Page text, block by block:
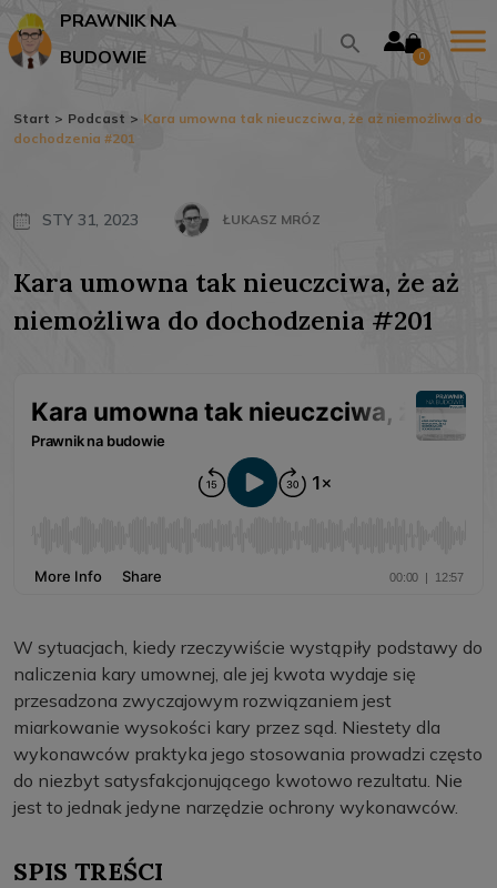
PRAWNIK NA
BUDOWIE
0
Start > Podcast > Kara umowna tak nieuczciwa, że aż niemożliwa do
dochodzenia #201
STY 31, 2023 ŁUKASZ MRÓZ
Kara umowna tak nieuczciwa, że aż
niemożliwa do dochodzenia #201
W sytuacjach, kiedy rzeczywiście wystąpiły podstawy do
naliczenia kary umownej, ale jej kwota wydaje się
przesadzona zwyczajowym rozwiązaniem jest
miarkowanie wysokości kary przez sąd. Niestety dla
wykonawców praktyka jego stosowania prowadzi często
do niezbyt satysfakcjonującego kwotowo rezultatu. Nie
jest to jednak jedyne narzędzie ochrony wykonawców.
SPIS TREŚCI